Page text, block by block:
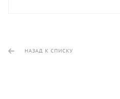
НАЗАД К СПИСКУ